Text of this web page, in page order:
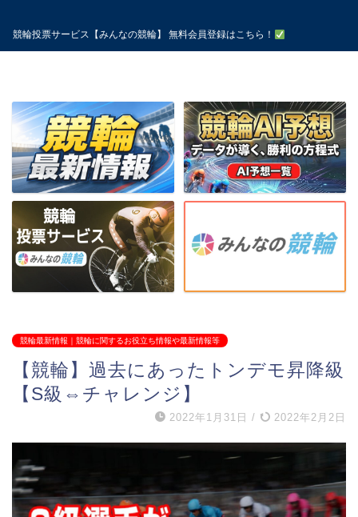
競輪投票サービス【みんなの競輪】 無料会員登録はこちら！
競輪最新情報｜競輪に関するお役立ち情報や最新情報等
【競輪】過去にあったトンデモ昇降級
【S級⇔チャレンジ】
2022年1月31日 / 2022年2月2日